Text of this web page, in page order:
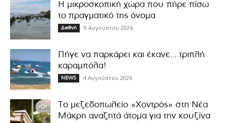
Η μικροσκοπική χώρα που πήρε πίσω
το πραγματικό της όνομα
Διεθνή 9 Αυγούστου 2026
Πήγε να παρκάρει και έκανε… τριπλή
καραμπόλα!
NEWS 4 Αυγούστου 2026
Το μεζεδοπωλείο «Χοντρός» στη Νέα
Μάκρη αναζητά άτομα για την κουζίνα